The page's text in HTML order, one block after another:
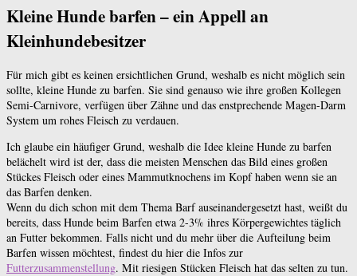
Kleine Hunde barfen – ein Appell an
Kleinhundebesitzer
Für mich gibt es keinen ersichtlichen Grund, weshalb es nicht möglich sein
sollte, kleine Hunde zu barfen. Sie sind genauso wie ihre großen Kollegen
Semi-Carnivore, verfügen über Zähne und das enstprechende Magen-Darm
System um rohes Fleisch zu verdauen.
Ich glaube ein häufiger Grund, weshalb die Idee kleine Hunde zu barfen
belächelt wird ist der, dass die meisten Menschen das Bild eines großen
Stückes Fleisch oder eines Mammutknochens im Kopf haben wenn sie an
das Barfen denken.
Wenn du dich schon mit dem Thema Barf auseinandergesetzt hast, weißt du
bereits, dass Hunde beim Barfen etwa 2-3% ihres Körpergewichtes täglich
an Futter bekommen. Falls nicht und du mehr über die Aufteilung beim
Barfen wissen möchtest, findest du hier die Infos zur
Futterzusammenstellung. Mit riesigen Stücken Fleisch hat das selten zu tun.